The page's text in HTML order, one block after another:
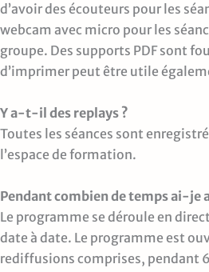
d’avoir des écouteurs pour les
webcam avec micro pour les
groupe. Des supports PDF sont
d’imprimer peut être utile
Y a-t-il des replays ?
Toutes les séances sont
l’espace de formation.
Pendant combien de temps ai-je
Le programme se déroule en
date à date. Le programme est
rediffusions comprises, pendant